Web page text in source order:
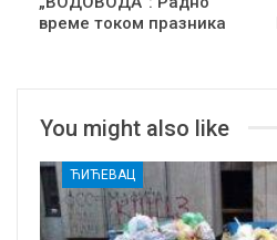
време током празника
You might also like
ЋИЋЕВАЦ